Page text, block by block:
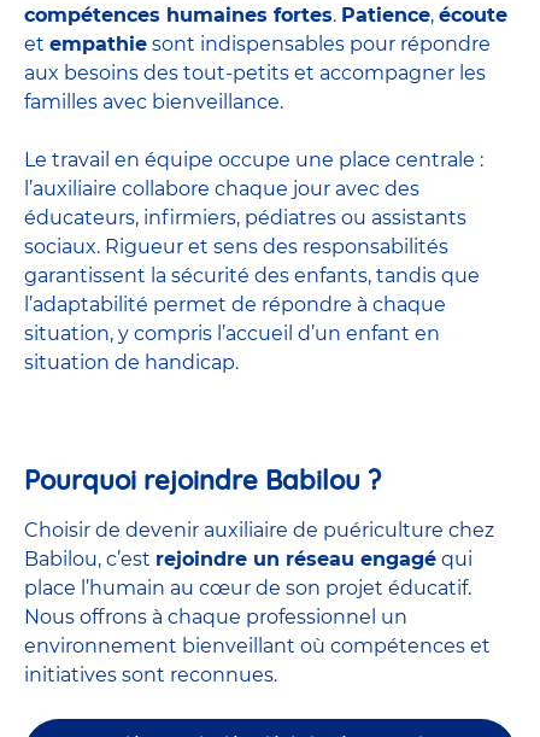
compétences humaines fortes. Patience, écoute
et empathie sont indispensables pour répondre
aux besoins des tout-petits et accompagner les
familles avec bienveillance.
Le travail en équipe occupe une place centrale :
l’auxiliaire collabore chaque jour avec des
éducateurs, infirmiers, pédiatres ou assistants
sociaux. Rigueur et sens des responsabilités
garantissent la sécurité des enfants, tandis que
l’adaptabilité permet de répondre à chaque
situation, y compris l’accueil d’un enfant en
situation de handicap.
Pourquoi rejoindre Babilou ?
Choisir de devenir auxiliaire de puériculture chez
Babilou, c’est rejoindre un réseau engagé qui
place l’humain au cœur de son projet éducatif.
Nous offrons à chaque professionnel un
environnement bienveillant où compétences et
initiatives sont reconnues.